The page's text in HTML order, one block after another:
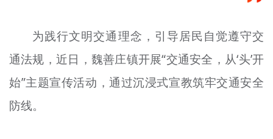
文明评论
北京宣传文化引导基金
宣传思想文化人才
为践行文明交通理念，引导居民自觉遵守交
通法规，近日，魏善庄镇开展“交通安全，从‘头’开
始”主题宣传活动，通过沉浸式宣教筑牢交通安全
防线。